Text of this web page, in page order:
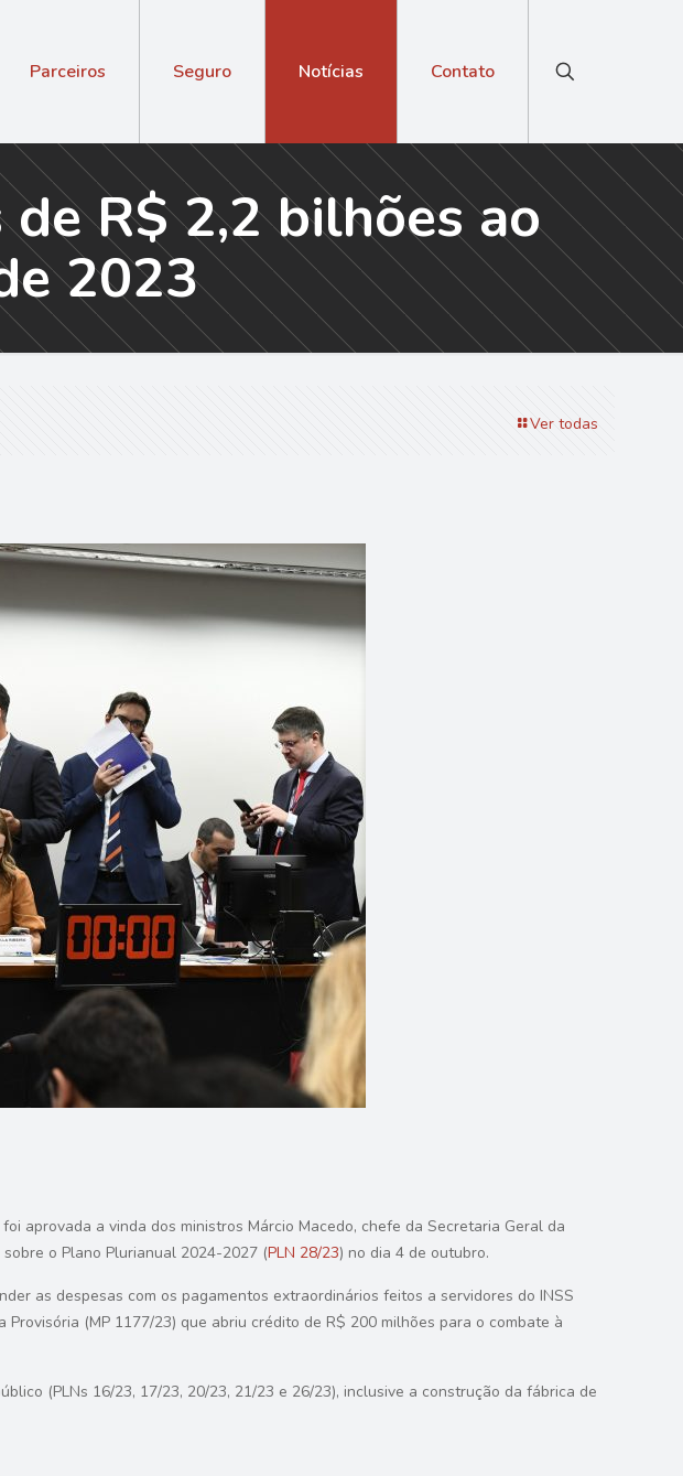
Parceiros Seguro Notícias Contato
R$ 2,2 bilhões ao
2023
Ver todas
aprovada a vinda dos ministros Márcio Macedo, chefe da Secretaria Geral da
o Plano Plurianual 2024-2027 (PLN 28/23) no dia 4 de outubro.
as despesas com os pagamentos extraordinários feitos a servidores do INSS
(MP 1177/23) que abriu crédito de R$ 200 milhões para o combate à
(PLNs 16/23, 17/23, 20/23, 21/23 e 26/23), inclusive a construção da fábrica de